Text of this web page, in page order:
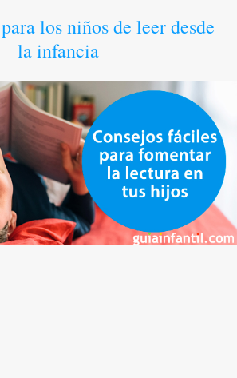
los niños de leer desde
la infancia